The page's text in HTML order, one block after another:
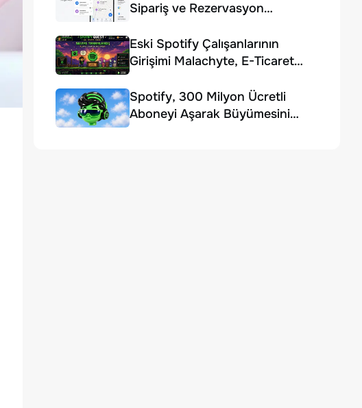
Sipariş ve Rezervasyon
Eski Spotify Çalışanlarının
Girişimi Malachyte, E-Ticaret
Dolar Yatırım Aldı
Spotify, 300 Milyon Ücretli
Aboneyi Aşarak Büyümesini